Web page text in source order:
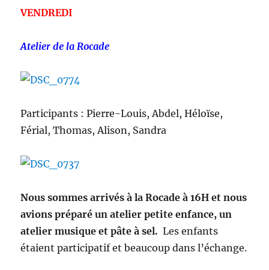
VENDREDI
Atelier de la Rocade
Participants : Pierre-Louis, Abdel, Héloïse,
Férial, Thomas, Alison, Sandra
Nous sommes arrivés à la Rocade à 16H et nous
avions préparé un atelier petite enfance, un
atelier musique et pâte à sel. Les enfants
étaient participatif et beaucoup dans l’échange.